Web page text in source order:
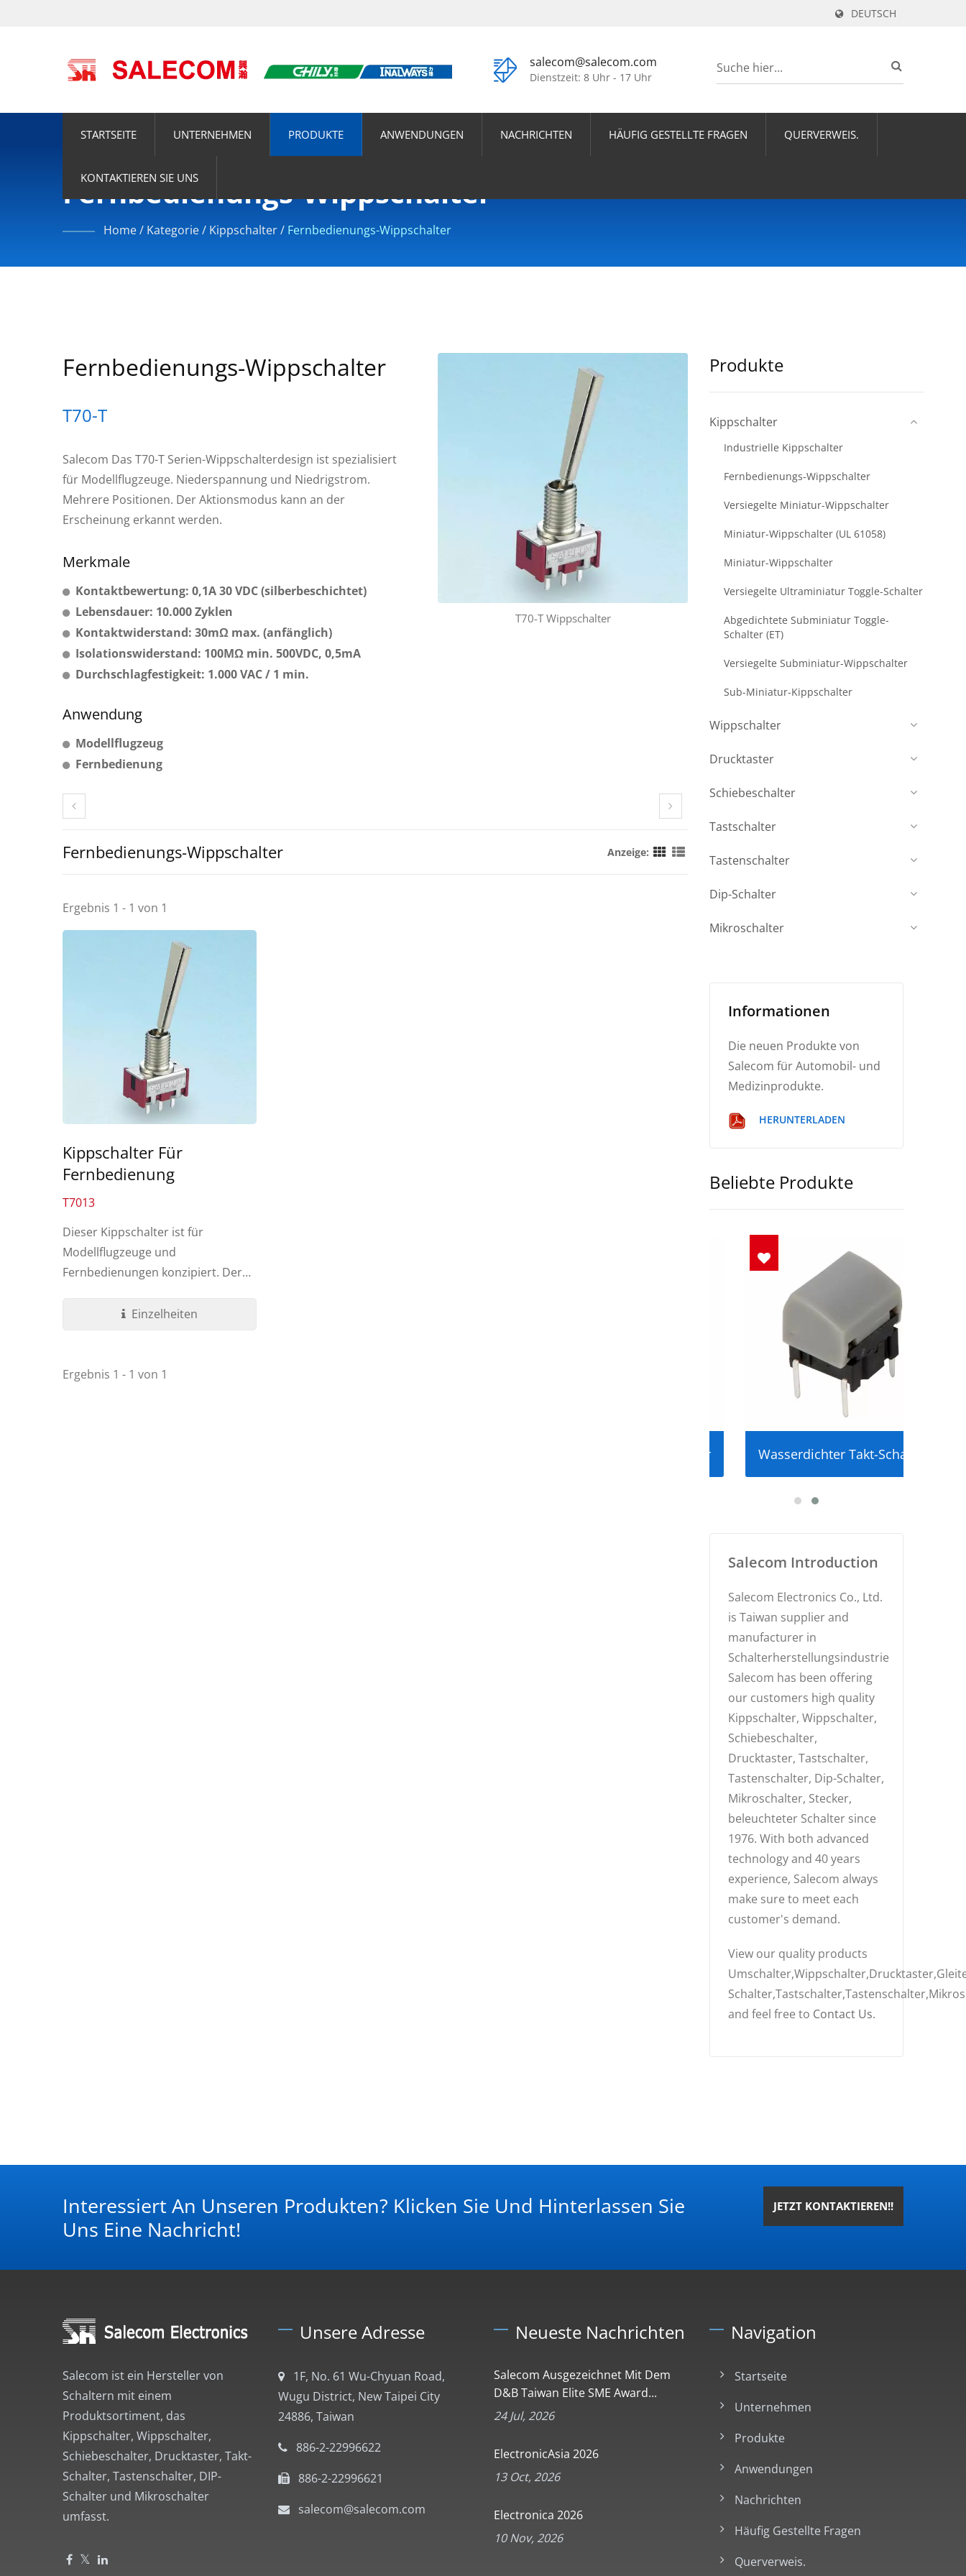
DEUTSCH
salecom@salecom.com
Dienstzeit: 8 Uhr - 17 Uhr
STARTSEITE UNTERNEHMEN PRODUKTE ANWENDUNGEN NACHRICHTEN HÄUFIG GESTELLTE FRAGEN QUERVERWEIS.
KONTAKTIEREN SIE UNS
Fernbedienungs-Wippschalter
Home/ Kategorie/ Kippschalter/ Fernbedienungs-Wippschalter
T70-T Wippschalter
Fernbedienungs-Wippschalter
T70-T
Salecom Das T70-T Serien-Wippschalterdesign ist spezialisiert
für Modellflugzeuge. Niederspannung und Niedrigstrom.
Mehrere Positionen. Der Aktionsmodus kann an der
Erscheinung erkannt werden.
Merkmale
Kontaktbewertung: 0,1A 30 VDC (silberbeschichtet)
Lebensdauer: 10.000 Zyklen
Kontaktwiderstand: 30mΩ max. (anfänglich)
Isolationswiderstand: 100MΩ min. 500VDC, 0,5mA
Durchschlagfestigkeit: 1.000 VAC / 1 min.
Anwendung
Modellflugzeug
Fernbedienung
Fernbedienungs-Wippschalter Anzeige:
Ergebnis 1 - 1 von 1
Kippschalter Für
Fernbedienung
T7013
Dieser Kippschalter ist für
Modellflugzeuge und
Fernbedienungen konzipiert. Der
Einzelheiten
Ergebnis 1 - 1 von 1
Produkte
Kippschalter
Industrielle Kippschalter
Fernbedienungs-Wippschalter
Versiegelte Miniatur-Wippschalter
Miniatur-Wippschalter (UL 61058)
Miniatur-Wippschalter
Versiegelte Ultraminiatur Toggle-Schalter
Abgedichtete Subminiatur Toggle-
Schalter (ET)
Versiegelte Subminiatur-Wippschalter
Sub-Miniatur-Kippschalter
Wippschalter
Drucktaster
Schiebeschalter
Tastschalter
Tastenschalter
Dip-Schalter
Mikroschalter
Informationen
Die neuen Produkte von
Salecom für Automobil- und
Medizinprodukte.
HERUNTERLADEN
Beliebte Produkte
Wasserdichter Takt-Schalter
Salecom Introduction
Salecom Electronics Co., Ltd.
is Taiwan supplier and
manufacturer in
Schalterherstellungsindustrie
Salecom has been offering
our customers high quality
Kippschalter, Wippschalter,
Schiebeschalter,
Drucktaster, Tastschalter,
Tastenschalter, Dip-Schalter,
Mikroschalter, Stecker,
beleuchteter Schalter since
1976. With both advanced
technology and 40 years
experience, Salecom always
make sure to meet each
customer's demand.
View our quality products
and feel free to Contact Us.
Interessiert An Unseren Produkten? Klicken Sie Und Hinterlassen Sie
Uns Eine Nachricht!
JETZT KONTAKTIEREN!!
Salecom ist ein Hersteller von
Schaltern mit einem
Produktsortiment, das
Kippschalter, Wippschalter,
Schiebeschalter, Drucktaster, Takt-
Schalter, Tastenschalter, DIP-
Schalter und Mikroschalter
umfasst.
Unsere Adresse
1F, No. 61 Wu-Chyuan Road,
Wugu District, New Taipei City
24886, Taiwan
886-2-22996622
886-2-22996621
salecom@salecom.com
Neueste Nachrichten
Salecom Ausgezeichnet Mit Dem
D&B Taiwan Elite SME Award...
24 Jul, 2026
ElectronicAsia 2026
13 Oct, 2026
Electronica 2026
10 Nov, 2026
Navigation
Startseite
Unternehmen
Produkte
Anwendungen
Nachrichten
Häufig Gestellte Fragen
Querverweis.